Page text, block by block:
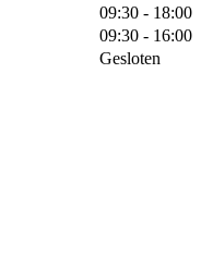
09:30 - 18:00
09:30 - 16:00
Gesloten